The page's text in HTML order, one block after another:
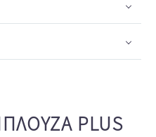
PLUS